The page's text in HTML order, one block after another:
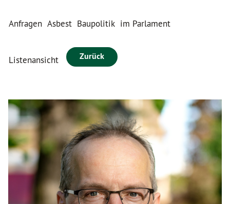
Anfragen Asbest Baupolitik im Parlament
Listenansicht Zurück